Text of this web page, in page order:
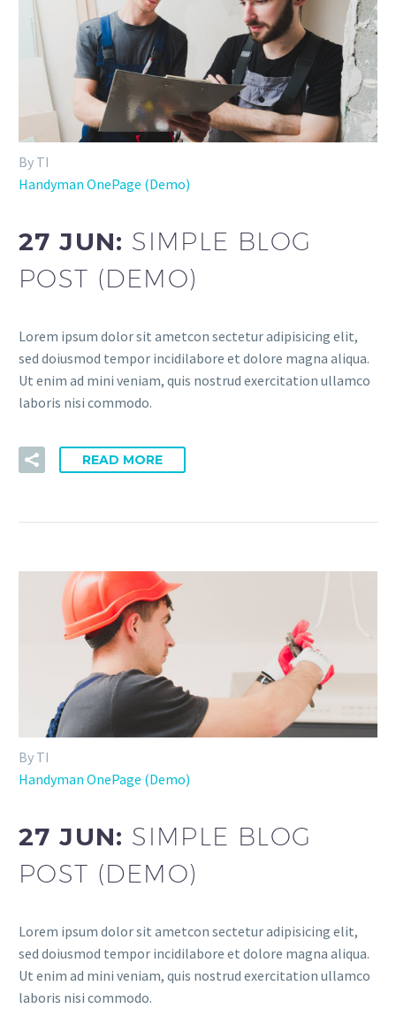
By TI
Handyman OnePage (Demo)
27 JUN: SIMPLE BLOG
POST (DEMO)
Lorem ipsum dolor sit ametcon sectetur adipisicing elit,
sed doiusmod tempor incidilabore et dolore magna aliqua.
Ut enim ad mini veniam, quis nostrud exercitation ullamco
laboris nisi commodo.
READ MORE
By TI
Handyman OnePage (Demo)
27 JUN: SIMPLE BLOG
POST (DEMO)
Lorem ipsum dolor sit ametcon sectetur adipisicing elit,
sed doiusmod tempor incidilabore et dolore magna aliqua.
Ut enim ad mini veniam, quis nostrud exercitation ullamco
laboris nisi commodo.